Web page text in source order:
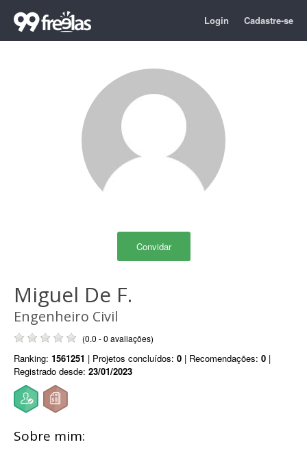
Login Cadastre-se
Convidar
Miguel De F.
Engenheiro Civil
(0.0 - 0 avaliações)
Ranking: 1561251 | Projetos concluídos: 0 | Recomendações: 0 |
Registrado desde: 23/01/2023
Sobre mim: